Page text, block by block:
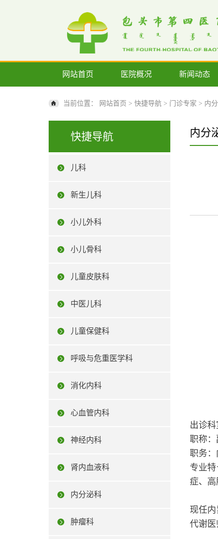
网站首页 医院概况 新闻动态
当前位置： 网站首页 > 快捷导航 > 门诊专家 > 内
快捷导航
儿科
新生儿科
小儿外科
小儿骨科
儿童皮肤科
中医儿科
儿童保健科
呼吸与危重医学科
消化内科
心血管内科
神经内科
肾内血液科
内分泌科
肿瘤科
内分
出诊
职称
职务
专业
症、
现任
代谢